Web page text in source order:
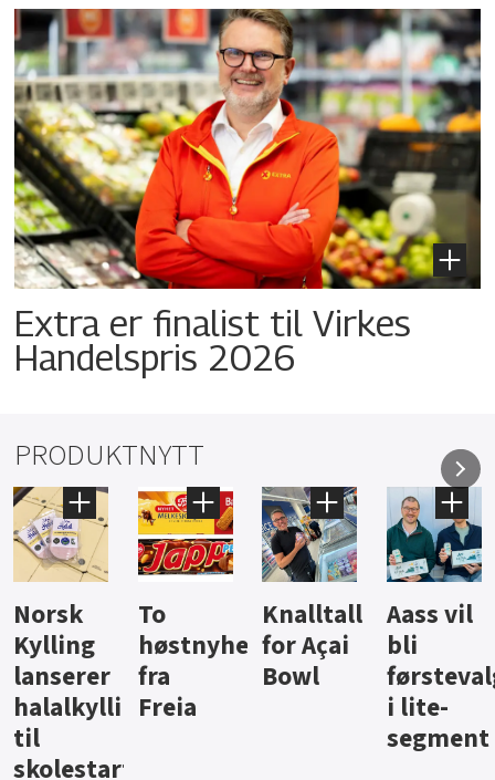
Extra er finalist til Virkes
Handelspris 2026
PRODUKTNYTT
Knalltall
for Açai
Bowl
Aass vil
bli
førstevalg
i lite-
Brus og
jus fra
Berentsen
Hard
iste fra
Hansa